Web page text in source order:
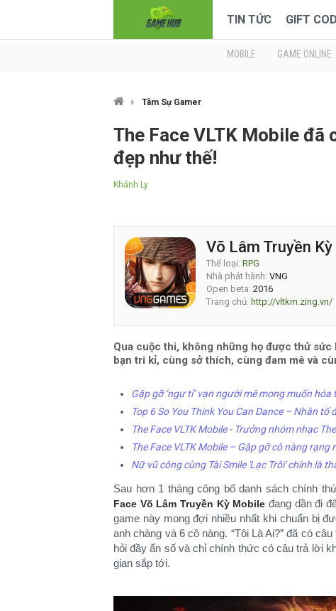
TIN TỨC GIFT
MOBILE GAME ONLINE
Tâm Sự Gamer
The Face VLTK Mobile đã
đẹp như thế!
Khánh Ly
Võ Lâm Truyền
Thể loại: RPG
Nhà phát hành: VNG
Open beta: 2016
Trang chủ: http://vltkm.zing.vn/
Qua cuộc thi, không những họ được thử
bạn tri kỉ, cùng sở thích, cùng đam mê và
Gặp gỡ ‘ngự tỉ’ vạn người mê mong muốn
Top 6 So You Think You Can Dance – Nhân tố
The Face VLTK Mobile - Trưởng nhóm nhạc
The Face VLTK Mobile – Gặp gỡ cô nàng
Nữ vũ công cùng Tài Smile 'Lạc Trôi' chính là
Sau hơn 1 tháng công bố danh sách chính
Face Võ Lâm Truyền Kỳ Mobile đang dần đi
game này mong đợi nhiều nhất khi chuẩn bị
anh chàng và 6 cô nàng. “Tôi Là Ai?” đã có
hỏi đầy ẩn số và chỉ chính thức có câu trả lời
gian sắp tới.